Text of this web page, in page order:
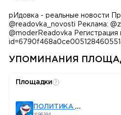
рИдовка - реальные новости
@readovka_novosti Реклама:
@moderReadovka
УПОМИНАНИЯ
Площадки
ПОЛИТИКА В КРУГУ